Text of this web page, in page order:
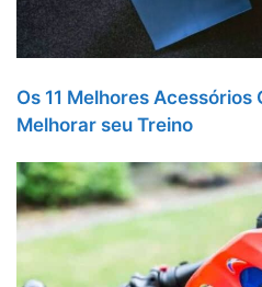
Os 11 Melhores Acessórios
Melhorar seu Treino